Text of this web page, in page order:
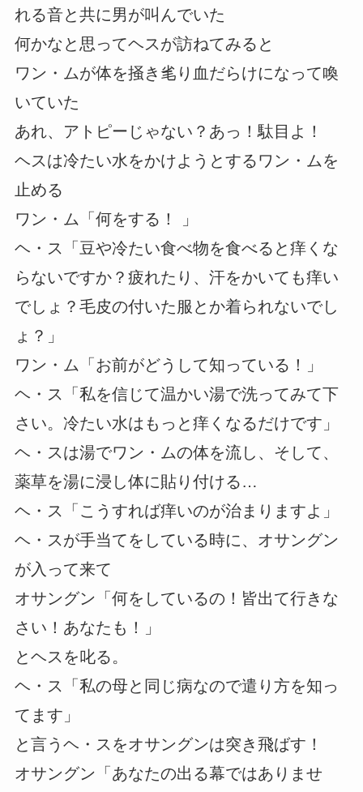
れる音と共に男が叫んでいた
何かなと思ってヘスが訪ねてみると
ワン・ムが体を掻き毟り血だらけになって喚
いていた
あれ、アトピーじゃない？あっ！駄目よ！
ヘスは冷たい水をかけようとするワン・ムを
止める
ワン・ム「何をする！ 」
ヘ・ス「豆や冷たい食べ物を食べると痒くな
らないですか？疲れたり、汗をかいても痒い
でしょ？毛皮の付いた服とか着られないでし
ょ？」
ワン・ム「お前がどうして知っている！」
ヘ・ス「私を信じて温かい湯で洗ってみて下
さい。冷たい水はもっと痒くなるだけです」
ヘ・スは湯でワン・ムの体を流し、そして、
薬草を湯に浸し体に貼り付ける…
ヘ・ス「こうすれば痒いのが治まりますよ」
ヘ・スが手当てをしている時に、オサングン
が入って来て
オサングン「何をしているの！皆出て行きな
さい！あなたも！」
とヘスを叱る。
ヘ・ス「私の母と同じ病なので遣り方を知っ
てます」
と言うヘ・スをオサングンは突き飛ばす！
オサングン「あなたの出る幕ではありませ